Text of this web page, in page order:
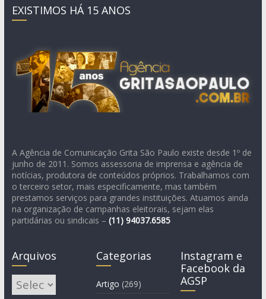
EXISTIMOS HÁ 15 ANOS
A Agência de Comunicação Grita São Paulo existe desde 1º de
junho de 2011. Somos assessoria de imprensa e agência de
notícias, produtora de conteúdos próprios. Trabalhamos com
o terceiro setor, mais especificamente, mas também
prestamos serviços para grandes instituições. Atuamos ainda
na organização de campanhas eleitorais, sejam elas
partidárias ou sindicais – (11) 94037.6585
Arquivos
Arquivos
Categorias
Artigo (269)
Instagram e
Facebook da
AGSP